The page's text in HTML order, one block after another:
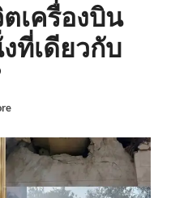
เครื่องบิน
ที่เดียวกับ